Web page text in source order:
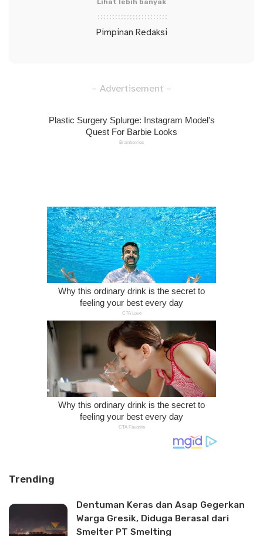
Lihat lebih banyak
Pimpinan Redaksi
– Advertisement –
Trending
Dentuman Keras dan Asap Gegerkan
Warga Gresik, Diduga Berasal dari
Smelter PT Smelting